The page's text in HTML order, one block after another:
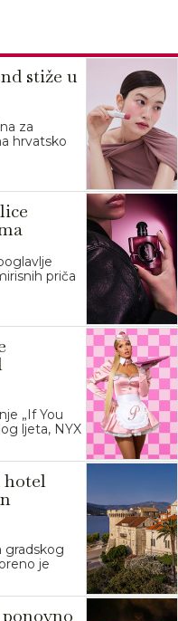
stiže u
za
hrvatsko
priča
„If You
ljeta, NYX
hotel
gradskog
je